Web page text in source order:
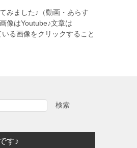
みました♪（動画・あらす
像はYoutube♪文章は
る画像をクリックすること
検索
す♪